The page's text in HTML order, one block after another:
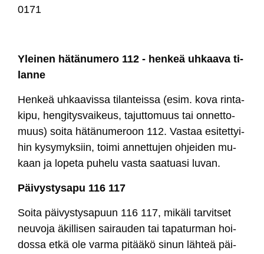
0171
Ylei­nen hä­tä­nu­me­ro 112 - hen­keä uh­kaa­va ti­
lan­ne
Hen­keä uh­kaa­vis­sa ti­lan­teis­sa (esim. ko­va rin­ta­
ki­pu, hen­gi­tys­vai­keus, ta­jut­to­muus tai on­net­to­
muus) soi­ta hä­tä­nu­me­roon 112. Vas­taa esi­tet­tyi­
hin ky­sy­myk­siin, toi­mi an­net­tu­jen oh­jei­den mu­
kaan ja lo­pe­ta pu­he­lu vas­ta saa­tua­si lu­van.
Päi­vys­ty­sa­pu 116 117
Soi­ta päi­vys­ty­sa­puun 116 117, mi­kä­li tar­vit­set
neu­vo­ja äkil­li­sen sai­rau­den tai ta­pa­tur­man hoi­
dos­sa et­kä ole var­ma pi­tää­kö si­nun läh­teä päi­